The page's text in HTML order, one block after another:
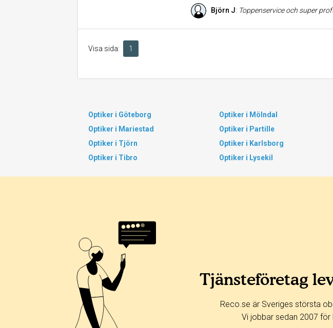
Björn J: Toppenservice och super
Visa sida: 1
Optiker i Göteborg Optiker i Mölndal
Optiker i Mariestad
Optiker i Partille
Optiker i Tjörn
Optiker i Karlsborg
Optiker i Tibro
Optiker i Lysekil
Tjänsteföretag
Reco.se är Sveriges största
Vi jobbar sedan 2007